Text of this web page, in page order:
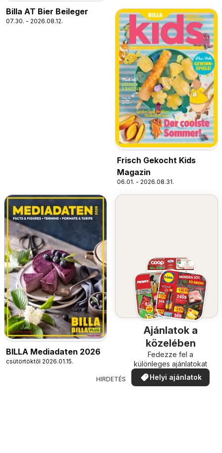
Billa AT Bier Beileger
07.30. - 2026.08.12.
Frisch Gekocht Kids
Magazin
06.01. - 2026.08.31.
BILLA Mediadaten 2026
csütörtöktől 2026.01.15.
Ajánlatok a
közelében
Fedezze fel a
különleges ajánlatokat
Helyi ajánlatok
HIRDETÉS